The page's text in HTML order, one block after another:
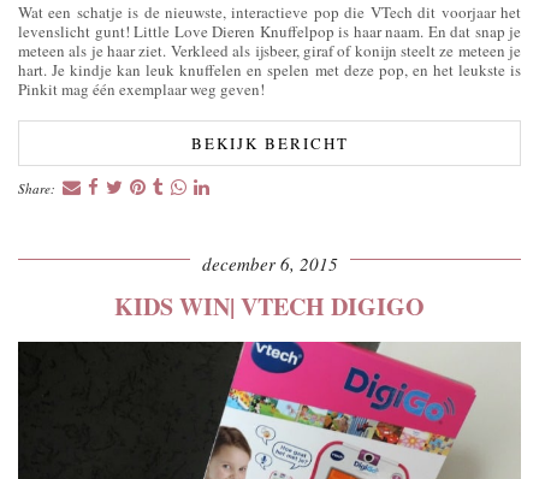
Wat een schatje is de nieuwste, interactieve pop die VTech dit voorjaar het
levenslicht gunt! Little Love Dieren Knuffelpop is haar naam. En dat snap je
meteen als je haar ziet. Verkleed als ijsbeer, giraf of konijn steelt ze meteen je
hart. Je kindje kan leuk knuffelen en spelen met deze pop, en het leukste is
Pinkit mag één exemplaar weg geven!
BEKIJK BERICHT
Share:
december 6, 2015
KIDS WIN| VTECH DIGIGO